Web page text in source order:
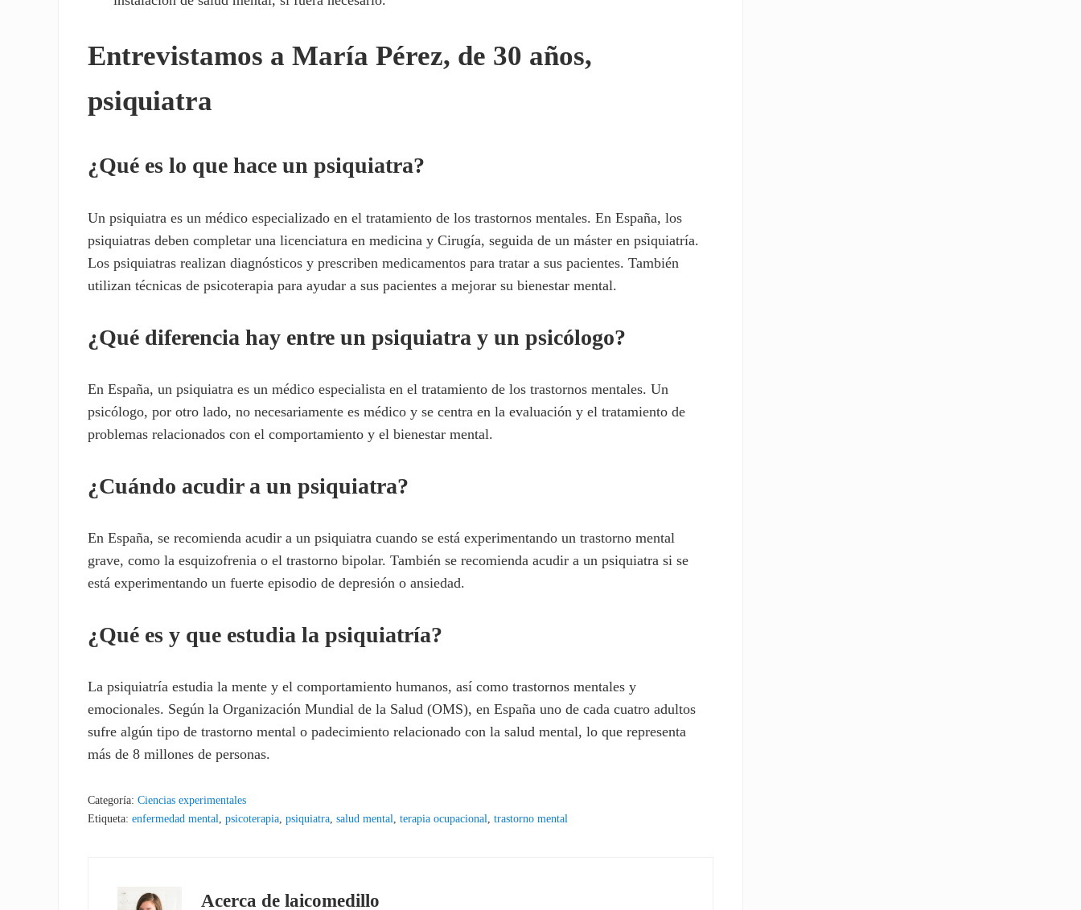
Entrevistamos a María Pérez, de 30 años,
psiquiatra
¿Qué es lo que hace un psiquiatra?
Un psiquiatra es un médico especializado en el tratamiento de los trastornos mentales. En España, los
psiquiatras deben completar una licenciatura en medicina y Cirugía, seguida de un máster en psiquiatría.
Los psiquiatras realizan diagnósticos y prescriben medicamentos para tratar a sus pacientes. También
utilizan técnicas de psicoterapia para ayudar a sus pacientes a mejorar su bienestar mental.
¿Qué diferencia hay entre un psiquiatra y un psicólogo?
En España, un psiquiatra es un médico especialista en el tratamiento de los trastornos mentales. Un
psicólogo, por otro lado, no necesariamente es médico y se centra en la evaluación y el tratamiento de
problemas relacionados con el comportamiento y el bienestar mental.
¿Cuándo acudir a un psiquiatra?
En España, se recomienda acudir a un psiquiatra cuando se está experimentando un trastorno mental
grave, como la esquizofrenia o el trastorno bipolar. También se recomienda acudir a un psiquiatra si se
está experimentando un fuerte episodio de depresión o ansiedad.
¿Qué es y que estudia la psiquiatría?
La psiquiatría estudia la mente y el comportamiento humanos, así como trastornos mentales y
emocionales. Según la Organización Mundial de la Salud (OMS), en España uno de cada cuatro adultos
sufre algún tipo de trastorno mental o padecimiento relacionado con la salud mental, lo que representa
más de 8 millones de personas.
Categoría:Ciencias experimentales
Etiqueta:enfermedad mental,psicoterapia,psiquiatra,salud mental,terapia ocupacional,trastorno mental
Acerca delaicomedillo